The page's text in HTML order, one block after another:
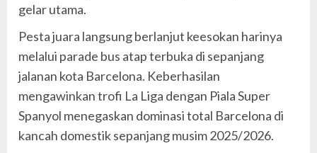
gelar utama.
Pesta juara langsung berlanjut keesokan harinya
melalui parade bus atap terbuka di sepanjang
jalanan kota Barcelona. Keberhasilan
mengawinkan trofi La Liga dengan Piala Super
Spanyol menegaskan dominasi total Barcelona di
kancah domestik sepanjang musim 2025/2026.